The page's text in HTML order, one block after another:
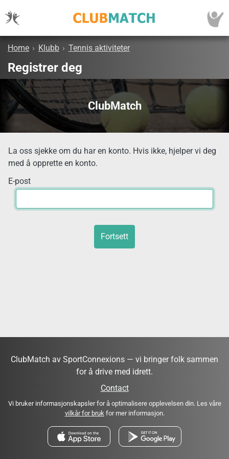
Home › Klubb › Tennis aktiviteter
Registrer deg
ClubMatch
La oss sjekke om du har en konto. Hvis ikke, hjelper vi deg
med å opprette en konto.
E-post
Fortsett
ClubMatch av SportConnexions — vi bringer folk sammen
for å drive med idrett.
Contact
Vi bruker informasjonskapsler for å optimalisere opplevelsen din. Les våre
vilkår for brukfor mer informasjon.